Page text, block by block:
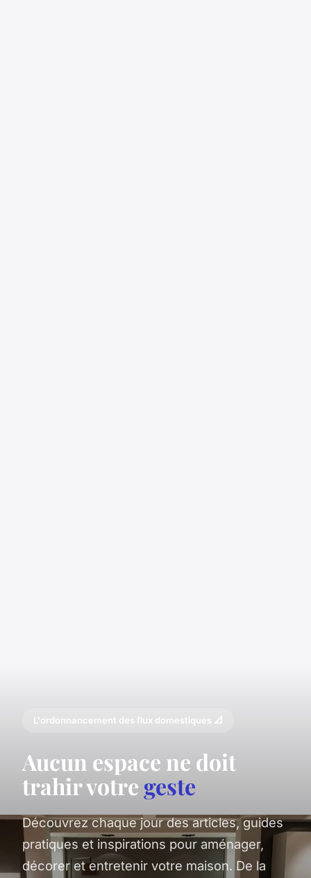
L'ordonnancement des flux domestiques 📐
Aucun espace ne doit
trahir votre geste
Découvrez chaque jour des articles, guides
pratiques et inspirations pour aménager,
décorer et entretenir votre maison. De la